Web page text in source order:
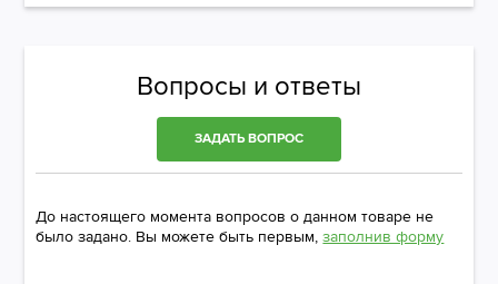
Вопросы и ответы
ЗАДАТЬ ВОПРОС
До настоящего момента вопросов о данном товаре не
было задано. Вы можете быть первым,заполнив форму